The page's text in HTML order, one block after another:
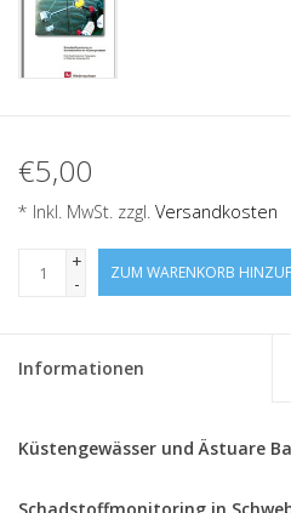
€5,00
* Inkl. MwSt. zzgl. Versandkosten
+
-
ZUM WARENKORB
Informationen
Küstengewässer und Ästuare